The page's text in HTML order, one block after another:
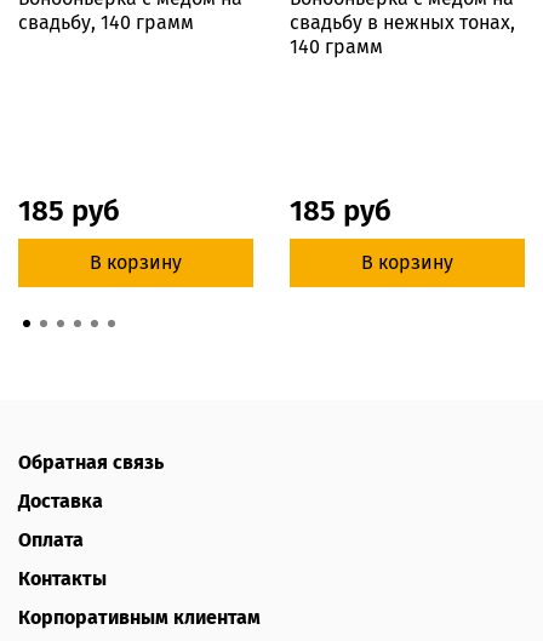
свадьбу, 140 грамм
185 руб
В корзину
свадьбу в нежных тонах,
140 грамм
185 руб
В корзину
Обратная связь
Доставка
Оплата
Контакты
Корпоративным клиентам